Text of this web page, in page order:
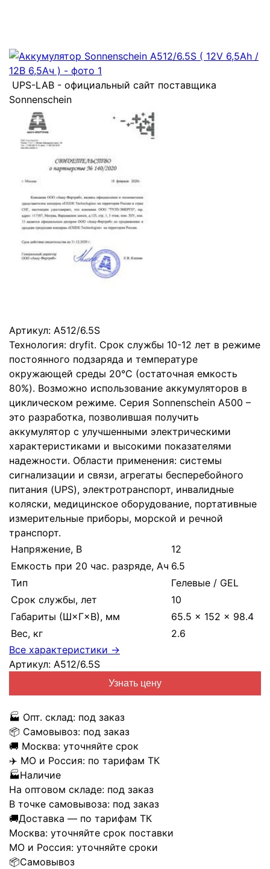
UPS-LAB - официальный сайт поставщика
Sonnenschein
Артикул: A512/6.5S
Технология: dryfit. Срок службы 10-12 лет в режиме
постоянного подзаряда и температуре
окружающей среды 20°C (остаточная емкость
80%). Возможно использование аккумуляторов в
циклическом режиме. Серия Sonnenschein А500 –
это разработка, позволившая получить
аккумулятор с улучшенными электрическими
характеристиками и высокими показателями
надежности. Области применения: системы
сигнализации и связи, агрегаты бесперебойного
питания (UPS), электротранспорт, инвалидные
коляски, медицинское оборудование, портативные
измерительные приборы, морской и речной
транспорт.
Напряжение, В
12
Емкость при 20 час. разряде, Ач 6.5
Тип
Гелевые / GEL
Срок службы, лет
10
Габариты (Ш×Г×В), мм
65.5 × 152 × 98.4
Вес, кг
2.6
Все характеристики →
Артикул: A512/6.5S
Узнать цену
🏭 Опт. склад: под заказ
📦 Самовывоз: под заказ
🚚 Москва: уточняйте срок
✈️ МО и Россия: по тарифам ТК
🏭Наличие
На оптовом складе: под заказ
В точке самовывоза: под заказ
🚚Доставка — по тарифам ТК
Москва: уточняйте срок поставки
МО и Россия: уточняйте сроки
📦Самовывоз